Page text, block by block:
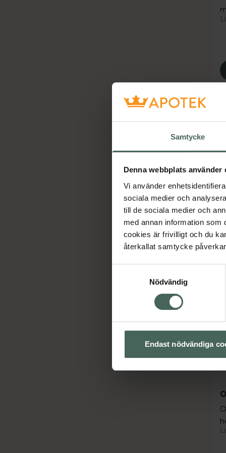
Samtycke
Denna webbplats använder
Vi använder
sociala medier och
till de sociala medier och
med annan information som
cookies är frivilligt och du
återkallat samtycke
Nödvändig
Endast nödvändiga